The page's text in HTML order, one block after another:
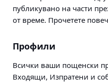
публикувано на части
от време. Прочетете
Профили
Всички ваши пощенски
Входящи, Изпратени и